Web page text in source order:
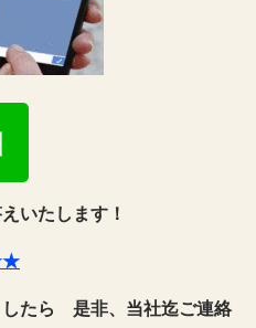
いたします！
したら 是非、当社迄ご連絡